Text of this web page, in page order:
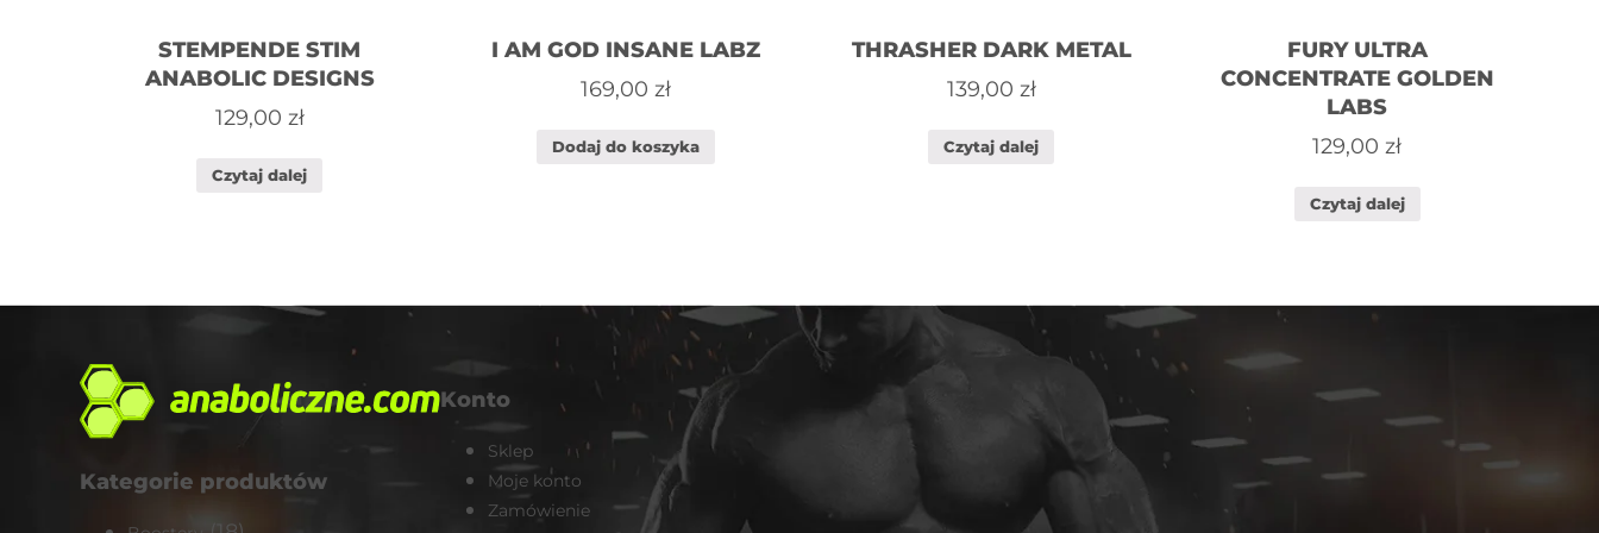
STEMPENDE STIM
ANABOLIC DESIGNS
129,00 zł
Czytaj dalej
I AM GOD INSANE LABZ
169,00 zł
Dodaj do koszyka
THRASHER DARK METAL
139,00 zł
Czytaj dalej
FURY ULTRA
CONCENTRATE GOLDEN
LABS
129,00zł
Czytaj dalej
Kategorie produktów
Konto
Sklep
Moje konto
Zamówienie